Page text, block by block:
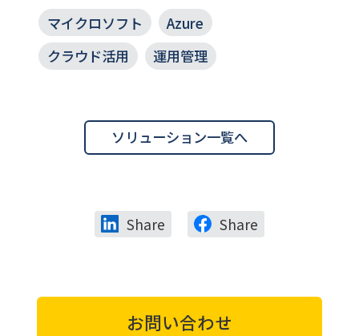
マイクロソフト
Azure
クラウド活用
運用管理
ソリューション一覧へ
Share Share
お問い合わせ